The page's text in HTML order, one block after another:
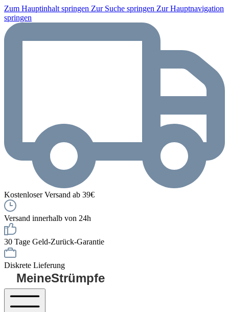
Zum Hauptinhalt springen Zur Suche springen Zur Hauptnavigation
springen
Kostenloser Versand ab 39€
Versand innerhalb von 24h
30 Tage Geld-Zurück-Garantie
Diskrete Lieferung
MeineStrümpfe